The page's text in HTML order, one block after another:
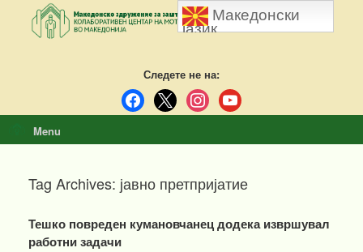
content
Следете не на:
facebook
x instagramyoutube
Menu
Tag Archives: јавно претпријатие
Тешко повреден кумановчанец додека извршувал
работни задачи
Македонски
јазик